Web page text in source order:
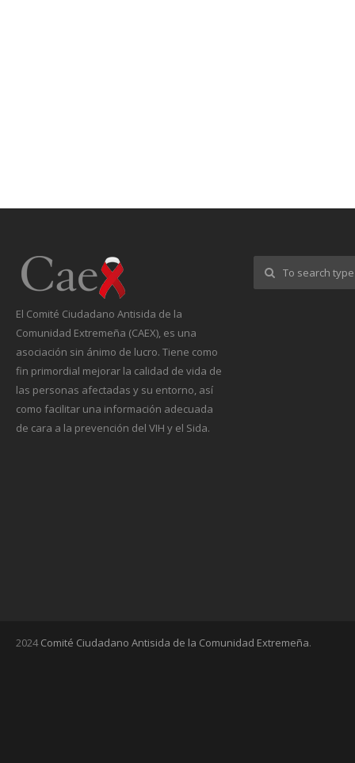
El Comité Ciudadano Antisida de la
Comunidad Extremeña (CAEX), es una
asociación sin ánimo de lucro. Tiene como
fin primordial mejorar la calidad de vida de
las personas afectadas y su entorno, así
como facilitar una información adecuada
de cara a la prevención del VIH y el Sida.
2024Comité Ciudadano Antisida de la Comunidad Extremeña.